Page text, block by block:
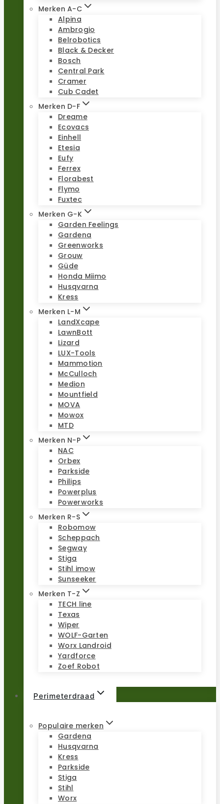
Merken A-C
Alpina
Ambrogio
Belrobotics
Black & Decker
Bosch
Central Park
Cramer
Cub Cadet
Merken D-F
Dreame
Ecovacs
Einhell
Etesia
Eufy
Ferrex
Florabest
Flymo
Fuxtec
Merken G-K
Garden Feelings
Gardena
Greenworks
Grouw
Güde
Honda Miimo
Husqvarna
Kress
Merken L-M
LandXcape
LawnBott
Lizard
LUX-Tools
Mammotion
McCulloch
Medion
Mountfield
MOVA
Mowox
MTD
Merken N-P
NAC
Orbex
Parkside
Philips
Powerplus
Powerworks
Merken R-S
Robomow
Scheppach
Segway
Stiga
Stihl imow
Sunseeker
Merken T-Z
TECH line
Texas
Wiper
WOLF-Garten
Worx Landroid
Yardforce
Zoef Robot
Perimeterdraad
Populaire merken
Gardena
Husqvarna
Kress
Parkside
Stiga
Stihl
Worx